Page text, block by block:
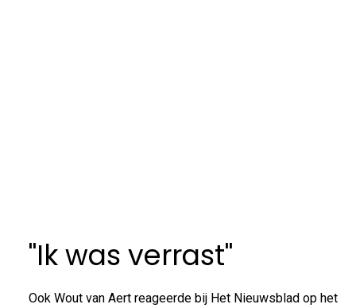
"Ik was verrast"
Ook Wout van Aert reageerde bij Het Nieuwsblad op het